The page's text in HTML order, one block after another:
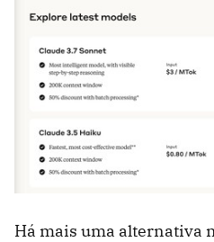
Há mais uma alternativa